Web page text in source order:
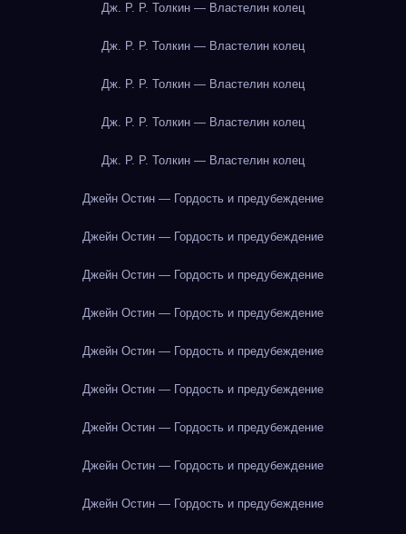
Дж. Р. Р. Толкин — Властелин колец
Дж. Р. Р. Толкин — Властелин колец
Дж. Р. Р. Толкин — Властелин колец
Дж. Р. Р. Толкин — Властелин колец
Дж. Р. Р. Толкин — Властелин колец
Джейн Остин — Гордость и предубеждение
Джейн Остин — Гордость и предубеждение
Джейн Остин — Гордость и предубеждение
Джейн Остин — Гордость и предубеждение
Джейн Остин — Гордость и предубеждение
Джейн Остин — Гордость и предубеждение
Джейн Остин — Гордость и предубеждение
Джейн Остин — Гордость и предубеждение
Джейн Остин — Гордость и предубеждение